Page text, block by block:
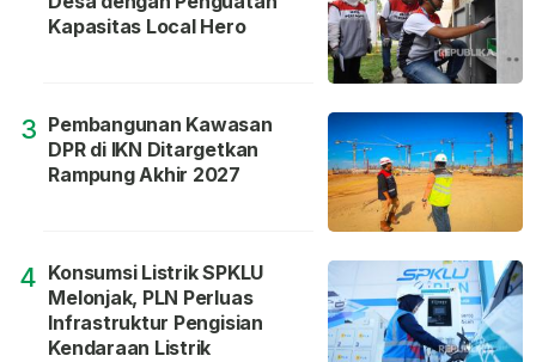
Kapasitas Local Hero
3 Pembangunan Kawasan
DPR di IKN Ditargetkan
Rampung Akhir 2027
4 Konsumsi Listrik SPKLU
Melonjak, PLN Perluas
Infrastruktur Pengisian
Kendaraan Listrik